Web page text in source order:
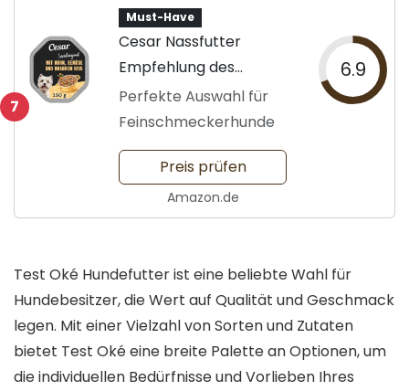
7
Must-Have
Cesar Nassfutter
Empfehlung des
Chefkochs
Perfekte Auswahl für
Feinschmeckerhunde
6.9
Preis prüfen
Amazon.de
Test Oké Hundefutter ist eine beliebte Wahl für
Hundebesitzer, die Wert auf Qualität und Geschmack
legen. Mit einer Vielzahl von Sorten und Zutaten
bietet Test Oké eine breite Palette an Optionen, um
die individuellen Bedürfnisse und Vorlieben Ihres